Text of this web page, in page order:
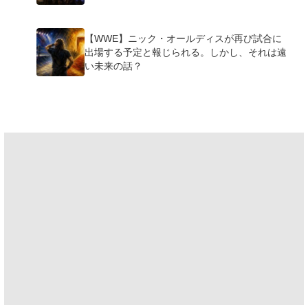
【WWE】ニック・オールディスが再び試合に
出場する予定と報じられる。しかし、それは遠
い未来の話？